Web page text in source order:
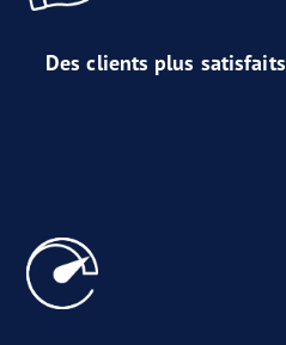
Des clients plus satisfaits